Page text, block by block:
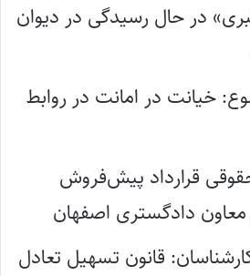
در حال رسیدگی در دیوان
خیانت در امانت در روابط
قرارداد پیش‌فروش
معاون دادگستری اصفهان
قانون تسهیل تعادل